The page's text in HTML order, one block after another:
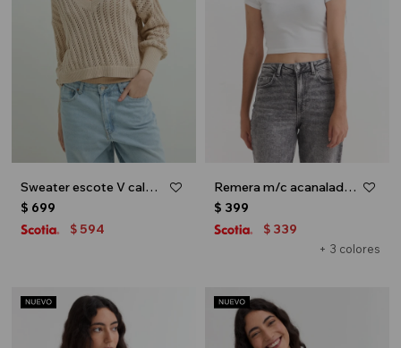
Sweater escote V calado - Beige
$ 699
$ 594
Remera m/c acanalada cuello a la base - Blanco
+ 3 colores
$ 399
$ 339